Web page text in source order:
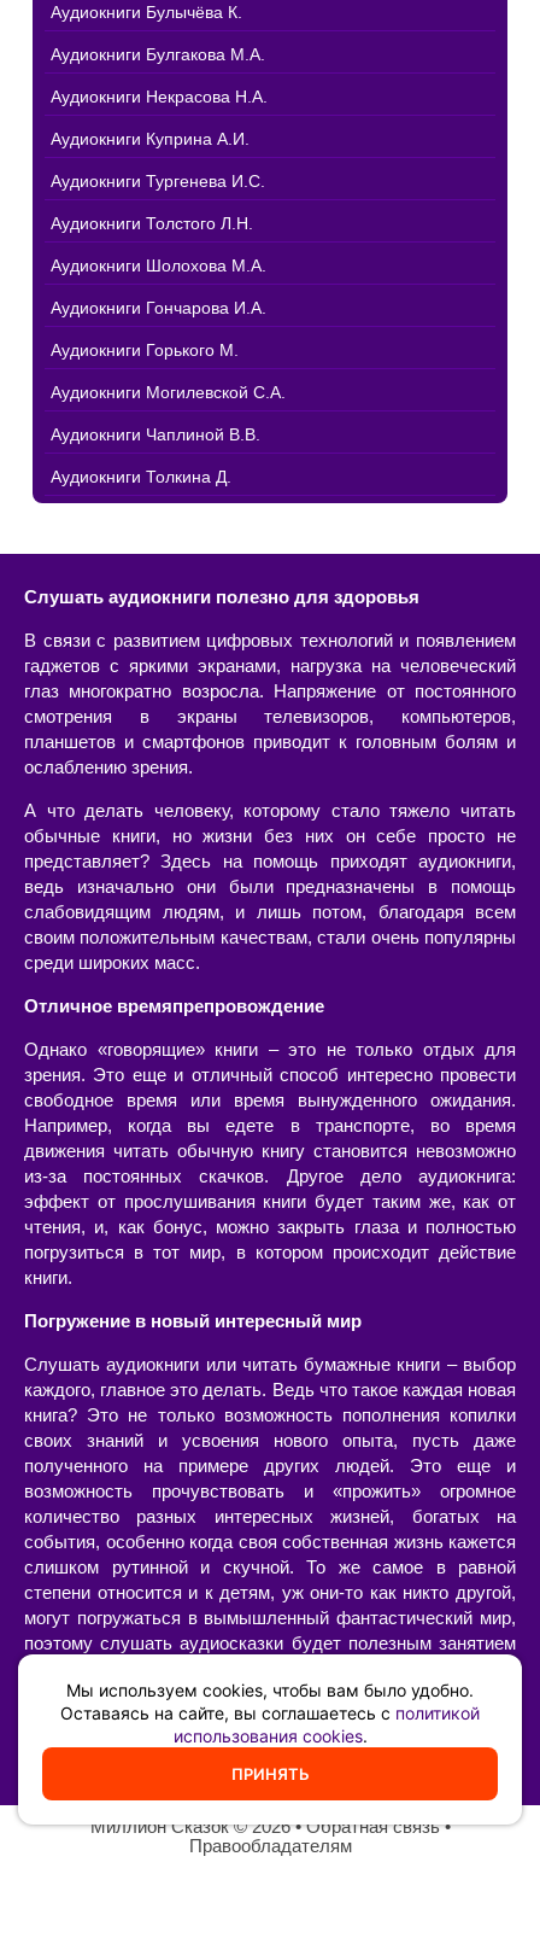
Аудиокниги Булычёва К.
Аудиокниги Булгакова М.А.
Аудиокниги Некрасова Н.А.
Аудиокниги Куприна А.И.
Аудиокниги Тургенева И.С.
Аудиокниги Толстого Л.Н.
Аудиокниги Шолохова М.А.
Аудиокниги Гончарова И.А.
Аудиокниги Горького М.
Аудиокниги Могилевской С.А.
Аудиокниги Чаплиной В.В.
Аудиокниги Толкина Д.
Слушать аудиокниги полезно для здоровья
В связи с развитием цифровых технологий и появлением
гаджетов с яркими экранами, нагрузка на человеческий
глаз многократно возросла. Напряжение от постоянного
смотрения в экраны телевизоров, компьютеров,
планшетов и смартфонов приводит к головным болям и
ослаблению зрения.
А что делать человеку, которому стало тяжело читать
обычные книги, но жизни без них он себе просто не
представляет? Здесь на помощь приходят аудиокниги,
ведь изначально они были предназначены в помощь
слабовидящим людям, и лишь потом, благодаря всем
своим положительным качествам, стали очень популярны
среди широких масс.
Отличное времяпрепровождение
Однако «говорящие» книги – это не только отдых для
зрения. Это еще и отличный способ интересно провести
свободное время или время вынужденного ожидания.
Например, когда вы едете в транспорте, во время
движения читать обычную книгу становится невозможно
из-за постоянных скачков. Другое дело аудиокнига:
эффект от прослушивания книги будет таким же, как от
чтения, и, как бонус, можно закрыть глаза и полностью
погрузиться в тот мир, в котором происходит действие
книги.
Погружение в новый интересный мир
Слушать аудиокниги или читать бумажные книги – выбор
каждого, главное это делать. Ведь что такое каждая новая
книга? Это не только возможность пополнения копилки
своих знаний и усвоения нового опыта, пусть даже
полученного на примере других людей. Это еще и
возможность прочувствовать и «прожить» огромное
количество разных интересных жизней, богатых на
события, особенно когда своя собственная жизнь кажется
слишком рутинной и скучной. То же самое в равной
степени относится и к детям, уж они-то как никто другой,
могут погружаться в вымышленный фантастический мир,
поэтому слушать аудиосказки будет полезным занятием
воображения.
Аудиосказки Чуковского К.И. слушайте онлайн на нашем
сайте в хорошем качестве бесплатно и без регистрации.
Миллион Сказок©️ 2026 •Обратная связь•
Правообладателям
Мы используем cookies, чтобы вам было удобно.
Оставаясь на сайте, вы соглашаетесь с политикой
использования cookies.
ПРИНЯТЬ